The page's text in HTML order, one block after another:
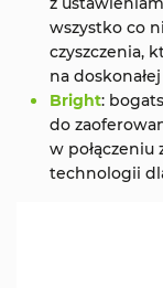
wszystko co
czyszczenia,
na
Bright:
do
w
technologii